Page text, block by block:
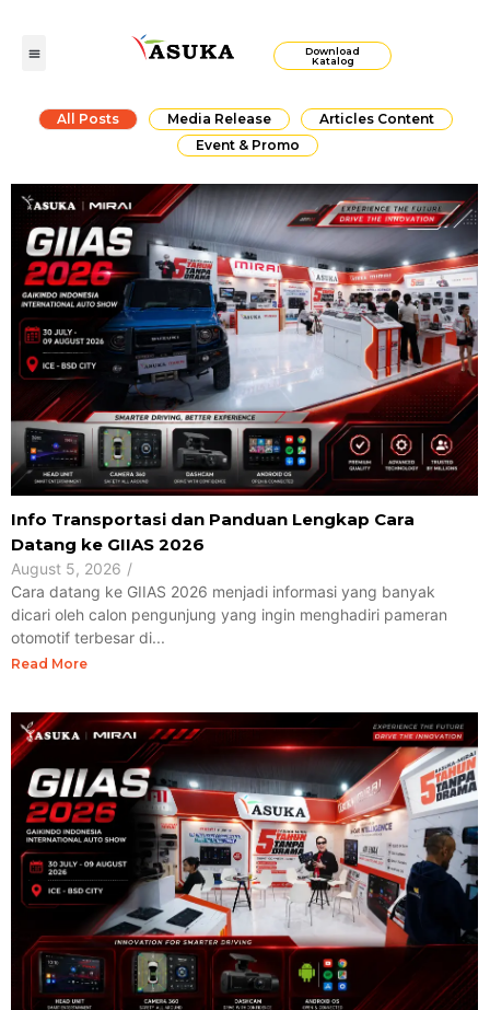
Download
Katalog
All Posts Media Release
Articles Content
Event & Promo
Info Transportasi dan Panduan Lengkap Cara
Datang ke GIIAS 2026
August 5, 2026 /
Cara datang ke GIIAS 2026 menjadi informasi yang banyak
dicari oleh calon pengunjung yang ingin menghadiri pameran
otomotif terbesar di...
Read More